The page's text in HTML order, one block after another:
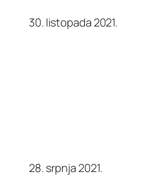
30. listopada 2021.
28. srpnja 2021.